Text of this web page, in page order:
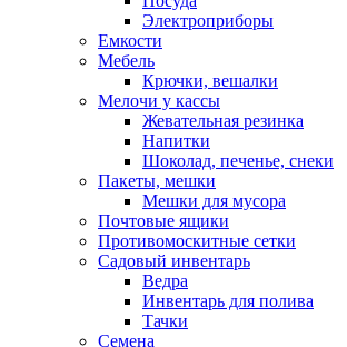
Электроприборы
Емкости
Мебель
Крючки, вешалки
Мелочи у кассы
Жевательная резинка
Напитки
Шоколад, печенье, снеки
Пакеты, мешки
Мешки для мусора
Почтовые ящики
Противомоскитные сетки
Садовый инвентарь
Ведра
Инвентарь для полива
Тачки
Семена